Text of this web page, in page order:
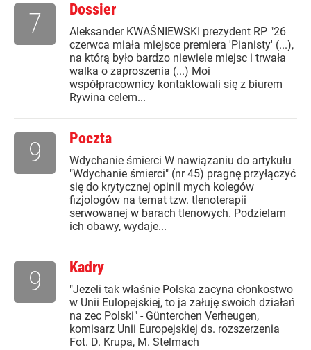
Dossier
Aleksander KWAŚNIEWSKI prezydent RP "26
czerwca miała miejsce premiera 'Pianisty' (...),
na którą było bardzo niewiele miejsc i trwała
walka o zaproszenia (...) Moi
współpracownicy kontaktowali się z biurem
Rywina celem...
7
Poczta
Wdychanie śmierci W nawiązaniu do artykułu
"Wdychanie śmierci" (nr 45) pragnę przyłączyć
się do krytycznej opinii mych kolegów
fizjologów na temat tzw. tlenoterapii
serwowanej w barach tlenowych. Podzielam
ich obawy, wydaje...
9
Kadry
"Jezeli tak właśnie Polska zacyna cłonkostwo
w Unii Eulopejskiej, to ja załuję swoich działań
na zec Polski" - Günterchen Verheugen,
komisarz Unii Europejskiej ds. rozszerzenia
Fot. D. Krupa, M. Stelmach
9